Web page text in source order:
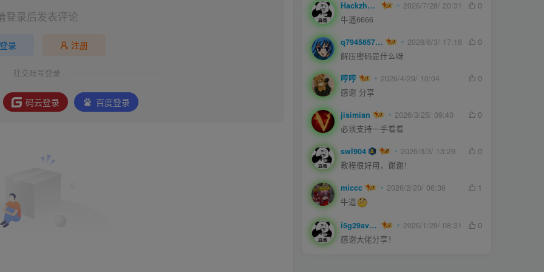
登录后发表评论
登录 注册
社交账号登录
码云登录 百度登录
Hackzheng 2026/7/28/ 20:31
0
牛逼6666
q794565750 2026/6/3/ 17:18
0
解压密码是什么呀
哼哼 2026/4/29/ 10:04
0
感谢 分享
jisimian 2026/3/25/ 09:40
0
必须支持一手看看
swl904 2026/3/3/ 13:29
0
教程很好用，谢谢！
miccc 2026/2/20/ 06:36
1
牛逼
i5g29ave0m 2026/1/29/ 08:31
0
感谢大佬分享！